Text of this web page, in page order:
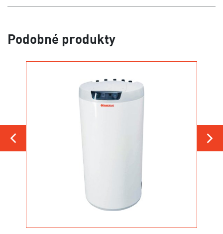
Podobné produkty